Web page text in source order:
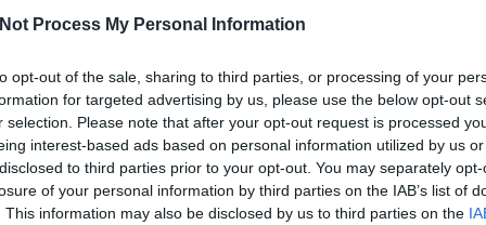
Process My Personal Information
opt-out of the sale, sharing to third parties, or processing of your
for targeted advertising by us, please use the below opt-out
selection. Please note that after your opt-out request is processed
interest-based ads based on personal information utilized by us
to third parties prior to your opt-out. You may separately
of your personal information by third parties on the IAB’s list of
This information may also be disclosed by us to third parties on the
Petőfi Csarnokban adott teltházas koncert és olyan slágerek,
ha lélegzetvisszafojtva várta a magyar közönség a folytatást,
megalakulása óta folyamatosan úton van, így a 2013-as
hosszabb szünetük. Persze ezt az időt sem töltötték tétlenül,
zenekarból ismertAaron Dessner társaságában egy New
maguknak a különböző vintage erősítők és gitárok